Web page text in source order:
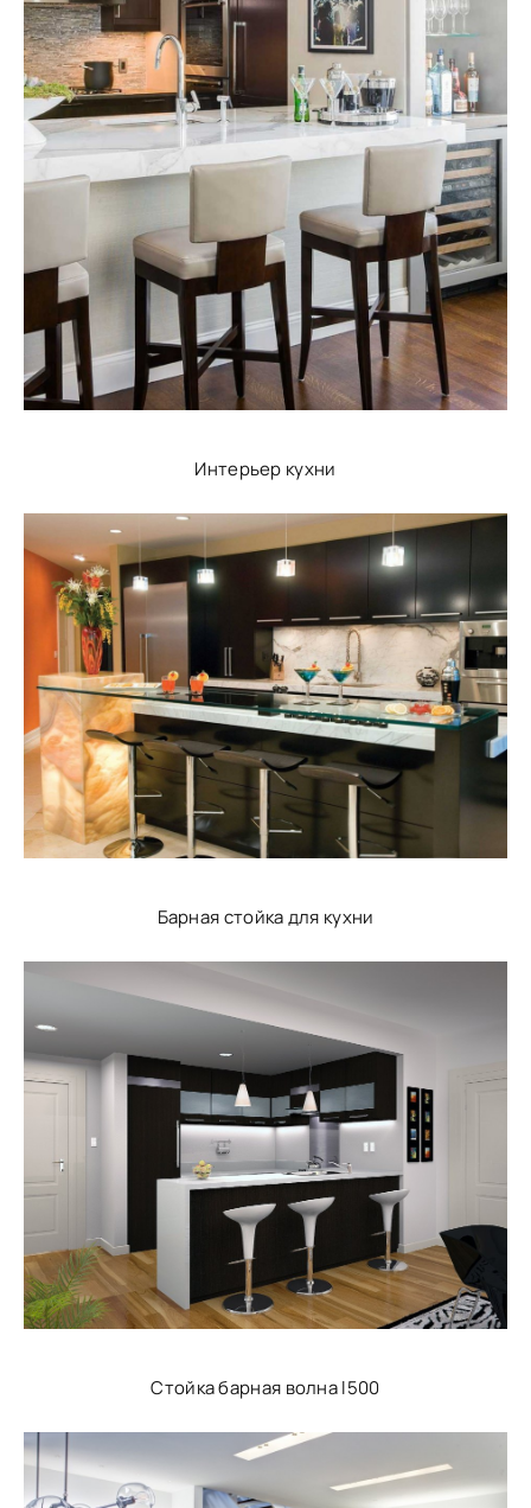
Интерьер кухни
Барная стойка для кухни
Стойка барная волна l500